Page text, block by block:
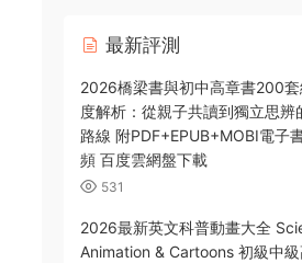
最新評測
2026橋梁書與初中高章書200
度解析：從親子共讀到獨立思辨
路線 附PDF+EPUB+MOBI電子
頻 百度雲網盤下載
531
2026最新英文科普動畫大全
Animation & Cartoons 初級中